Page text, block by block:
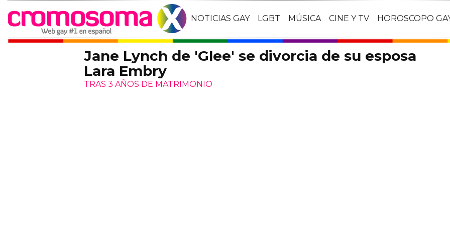
NOTICIAS GAY LGBT MÚSICA CINE Y TV HOROSCOPO
Jane Lynch de 'Glee' se divorcia de su esposa
Lara Embry
TRAS 3 AÑOS DE MATRIMONIO